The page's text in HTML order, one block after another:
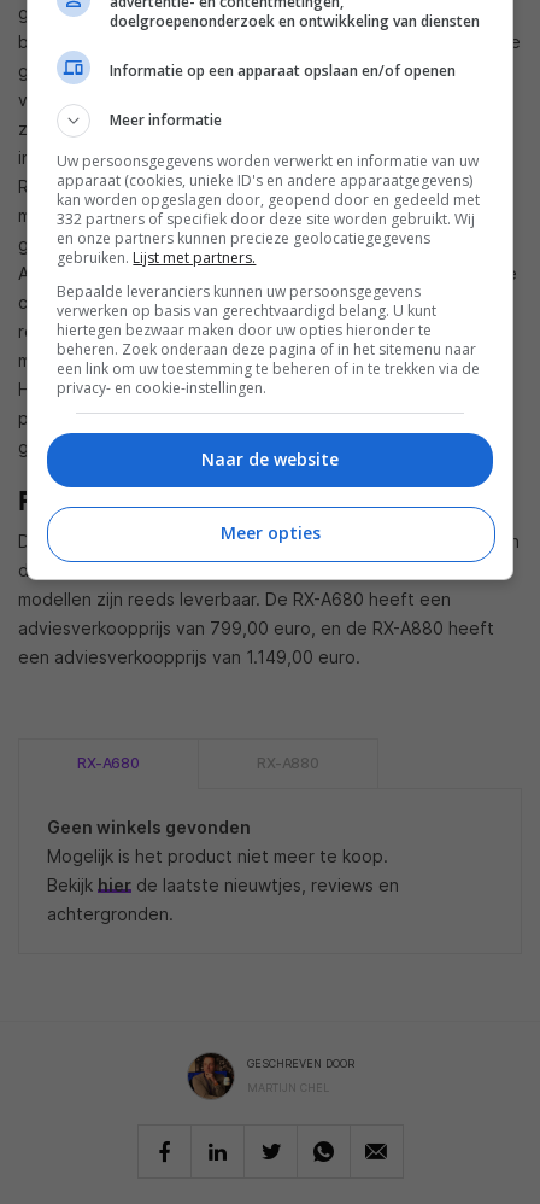
geluidsindelingen Dolby Atmos en DTS: X, maar ook de
beeldstandaarden als Dolby Vision en
. De
geïntegreerde CINEMA DSP 3D moet de audiobeveling
verder optimaliseren en de YPAO-automatische inmeting
zorgt voor een optimale aanpassing van het geluid aan de
individuele ruimte. Bij de RX-A880 wordt bovendien de YPAO
R.S.C.-methode ingezet die nog nauwkeurigere
meetresultaten mogelijk maakt. De compleet herziene,
grafische gebruikersinterface van de Yamaha AVENTAGE RX-
A80-serie maakt een overzichtelijke en gebruikersvriendelijke
configuratie en bediening mogelijk. Daarnaast bieden de
receivers dankzij de integratie van Amazon Alexa een
mogelijkheid voor spraakbediening. Met de MusicCast Smart
Home Skill kunnen daardoor basisfuncties, zoals hard/zacht,
play/pauze of aan/uit via een spraakopdracht worden
geactiveerd.
Prijs en beschikbaarheid
De Yamaha Aventage av-receivers van de RX-A80-serie zijn in
de kleurvarianten zwart en titanium verkrijgbaar. Beide
modellen zijn reeds leverbaar. De RX-A680 heeft een
adviesverkoopprijs van 799,00 euro, en de RX-A880 heeft
een adviesverkoopprijs van 1.149,00 euro.
RX-A680 RX-A880
Geen winkels gevonden
Mogelijk is het product niet meer te koop.
Bekijk hierde laatste nieuwtjes, reviews en
achtergronden.
GESCHREVEN DOOR
MARTIJN CHEL
doelgroepenonderzoek en ontwikkeling van diensten
Informatie op een apparaat opslaan en/of openen
Meer informatie
Uw persoonsgegevens worden verwerkt en informatie van uw
apparaat (cookies, unieke ID's en andere apparaatgegevens)
kan worden opgeslagen door, geopend door en gedeeld met
332 partners of specifiek door deze site worden gebruikt. Wij
en onze partners kunnen precieze geolocatiegegevens
gebruiken. Lijst met partners.
Bepaalde leveranciers kunnen uw persoonsgegevens
verwerken op basis van gerechtvaardigd belang. U kunt
hiertegen bezwaar maken door uw opties hieronder te
beheren. Zoek onderaan deze pagina of in het sitemenu naar
een link om uw toestemming te beheren of in te trekken via de
privacy- en cookie-instellingen.
Naar de website
Meer opties